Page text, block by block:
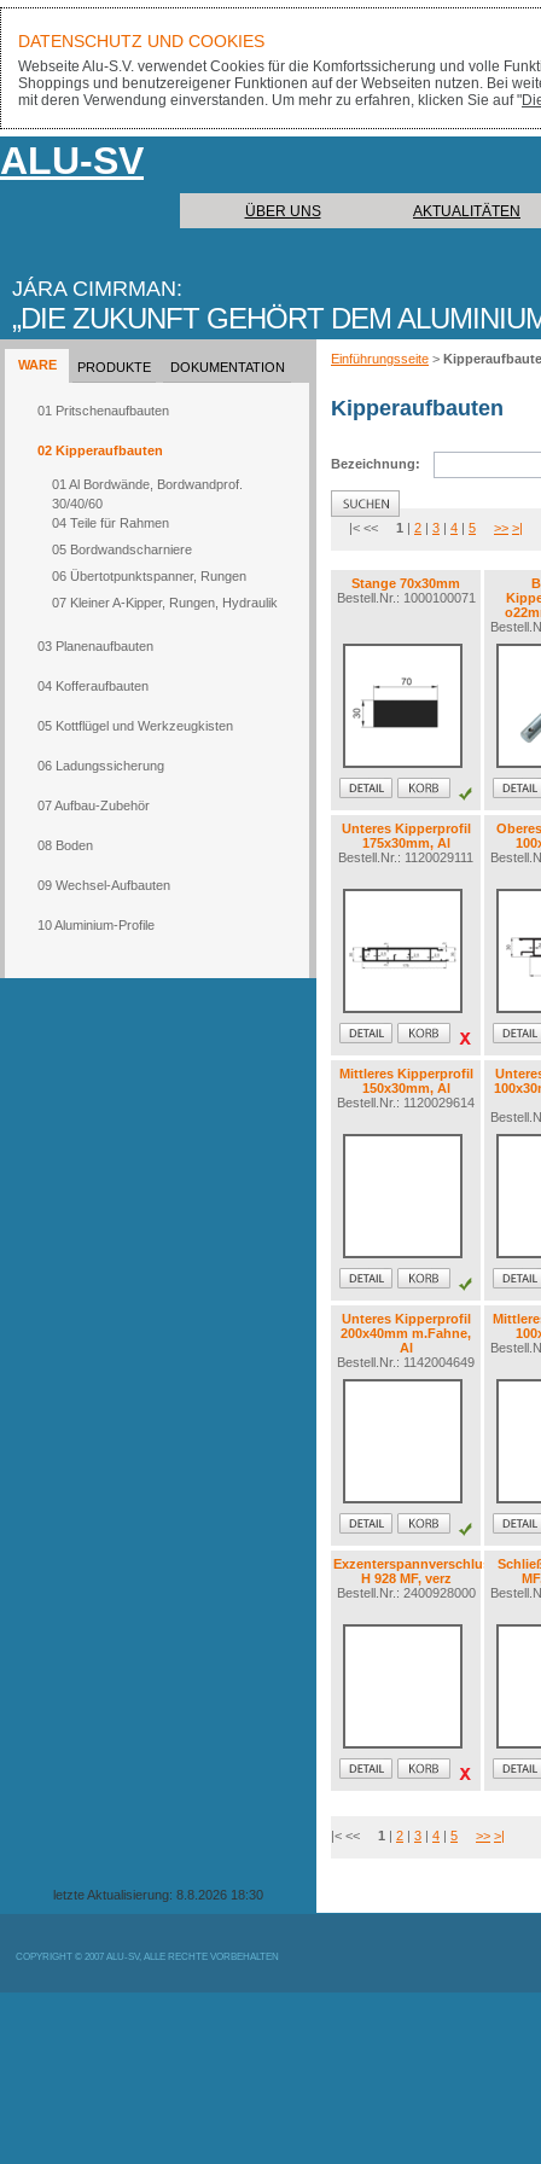
ALU-SV
ÜBER UNS AKTUALITÄTEN
JÁRA CIMRMAN:
DIE ZUKUNFT GEHÖRT DEM
letzte Aktualisierung: 8.8.2026 18:30
WARE
01 Pritschenaufbauten
02 Kipperaufbauten
01 Al Bordwände, Bordwandprof.
30/40/60
04 Teile für Rahmen
05 Bordwandscharniere
06 Übertotpunktspanner, Rungen
07 Kleiner A-Kipper, Rungen, Hydraulik
03 Planenaufbauten
04 Kofferaufbauten
05 Kottflügel und Werkzeugkisten
06 Ladungssicherung
07 Aufbau-Zubehör
08 Boden
09 Wechsel-Aufbauten
10 Aluminium-Profile
PRODUKTE DOKUMENTATION
Einführungsseite >
Kipperaufbauten
Bezeichnung:
|< << 1 | 2 | 3 | 4 | 5 >> >|
Stange 70x30mm
Bestell.Nr.: 1000100071
Unteres Kipperprofil
175x30mm, Al
Bestell.Nr.: 1120029111
Mittleres Kipperprofil
150x30mm, Al
Bestell.Nr.: 1120029614
Unteres Kipperprofil
200x40mm m.Fahne,
Al
Bestell.Nr.: 1142004649
Exzenterspannverschluss
H 928 MF, verz
Bestell.Nr.: 2400928000
|< << 1 | 2 | 3 | 4 | 5 >> >|
COPYRIGHT © 2007 ALU-SV, ALLE RECHTE VORBEHALTEN
DATENSCHUTZ UND COOKIES
Webseite Alu-S.V. verwendet Cookies für die Komfortssicherung und volle
Shoppings und benutzereigener Funktionen auf der Webseiten nutzen. Bei
mit deren Verwendung einverstanden. Um mehr zu erfahren, klicken Sie auf "